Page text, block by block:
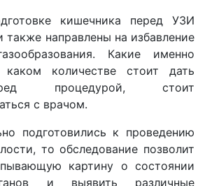
кишечника перед УЗИ
направлены на избавление
Какие именно
количестве стоит дать
процедурой, стоит
с врачом.
подготовились к проведению
то обследование позволит
картину о состоянии
и выявить различные